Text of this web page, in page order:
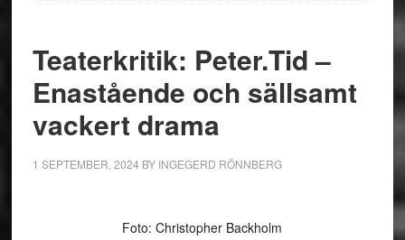
Teaterkritik: Peter.Tid –
Enastående och sällsamt
vackert drama
1 SEPTEMBER, 2024 BY INGEGERD RÖNNBERG
Foto: Christopher Backholm